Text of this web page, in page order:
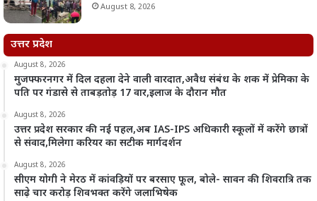
August 8, 2026
उत्तर प्रदेश
August 8, 2026
मुजफ्फरनगर में दिल दहला देने वाली वारदात,अवैध संबंध के शक में प्रेमिका के
पति पर गंडासे से ताबड़तोड़ 17 वार,इलाज के दौरान मौत
August 8, 2026
उत्तर प्रदेश सरकार की नई पहल,अब IAS-IPS अधिकारी स्कूलों में करेंगे छात्रों
से संवाद,मिलेगा करियर का सटीक मार्गदर्शन
August 8, 2026
सीएम योगी ने मेरठ में कांवड़ियों पर बरसाए फूल, बोले- सावन की शिवरात्रि तक
साढ़े चार करोड़ शिवभक्त करेंगे जलाभिषेक